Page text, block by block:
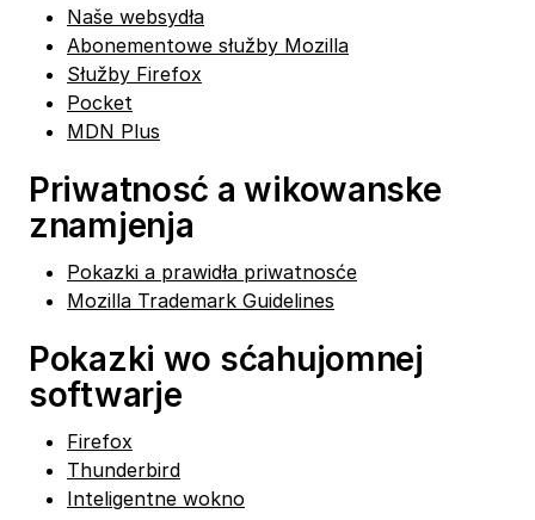
Naše websydła
Abonementowe słužby Mozilla
Słužby Firefox
Pocket
MDN Plus
Priwatnosć a wikowanske
znamjenja
Pokazki a prawidła priwatnosće
Mozilla Trademark Guidelines
Pokazki wo sćahujomnej
softwarje
Firefox
Thunderbird
Inteligentne wokno